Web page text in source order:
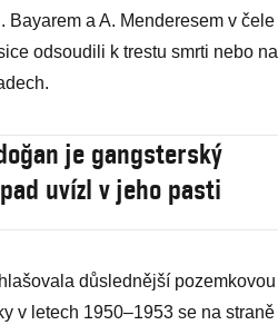
a A. Menderesem v čele
odsoudili k trestu smrti nebo na
je gangsterský
uvízl v jeho pasti
důslednější pozemkovou
v letech 1950–1953 se na straně